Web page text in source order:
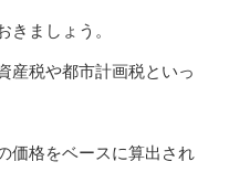
きましょう。
産税や都市計画税といっ
価格をベースに算出され